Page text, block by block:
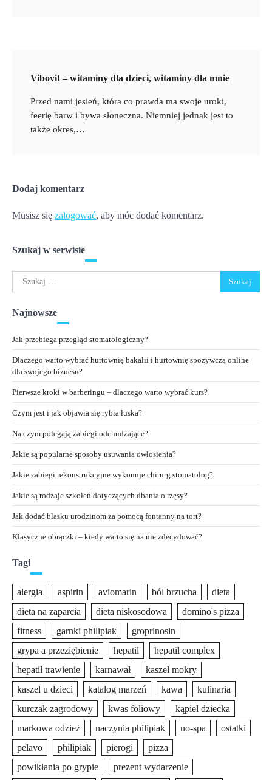
Vibovit – witaminy dla dzieci, witaminy dla mnie
Przed nami jesień, która co prawda ma swoje uroki,
feerię barw i bywa słoneczna. Niemniej jednak jest to
także okres,…
Dodaj komentarz
Musisz się zalogować, aby móc dodać komentarz.
Szukaj w serwisie
Szukaj:
Najnowsze
Jak przebiega przegląd stomatologiczny?
Dlaczego warto wybrać hurtownię bakalii i hurtownię spożywczą online
dla swojego biznesu?
Pierwsze kroki w barberingu – dlaczego warto wybrać kurs?
Czym jest i jak objawia się rybia łuska?
Na czym polegają zabiegi odchudzające?
Jakie są popularne sposoby usuwania owłosienia?
Jakie zabiegi rekonstrukcyjne wykonuje chirurg stomatolog?
Jakie są rodzaje szkoleń dotyczących dbania o rzęsy?
Jak dodać blasku urodzinom za pomocą fontanny na tort?
Klasyczne obrączki – kiedy warto się na nie zdecydować?
Tagi
alergia aspirin aviomarin ból brzucha
dieta
dieta na zaparcia
dieta niskosodowa
domino's pizza
fitness
garnki philipiak
groprinosin
grypa a przeziębienie
hepatil
hepatil complex
hepatil trawienie
karnawał
kaszel mokry
kaszel u dzieci
katalog marzeń kawa
kulinaria
kurczak zagrodowy
kwas foliowy
kąpiel dziecka
markowa odzież
naczynia philipiak no-spa
ostatki
pelavo
philipiak pierogi
pizza
powikłania po grypie
prezent wydarzenie